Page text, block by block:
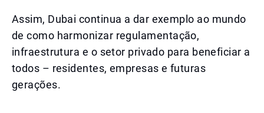
Assim, Dubai continua a dar exemplo ao mundo
de como harmonizar regulamentação,
infraestrutura e o setor privado para beneficiar a
todos – residentes, empresas e futuras
gerações.